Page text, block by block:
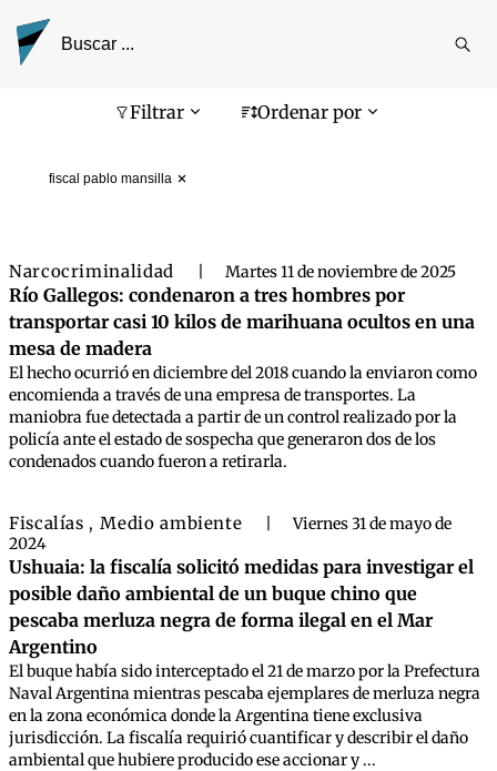
Filtrar Ordenar por
fiscal pablo mansilla
Pantalla de búsqueda
Narcocriminalidad Martes 11 de noviembre de 2025
Río Gallegos: condenaron a tres hombres por
transportar casi 10 kilos de marihuana ocultos en una
mesa de madera
El hecho ocurrió en diciembre del 2018 cuando la enviaron como
encomienda a través de una empresa de transportes. La
maniobra fue detectada a partir de un control realizado por la
policía ante el estado de sospecha que generaron dos de los
condenados cuando fueron a retirarla.
Fiscalías , Medio ambiente
Viernes 31 de mayo de
2024
Ushuaia: la fiscalía solicitó medidas para investigar el
posible daño ambiental de un buque chino que
pescaba merluza negra de forma ilegal en el Mar
Argentino
El buque había sido interceptado el 21 de marzo por la Prefectura
Naval Argentina mientras pescaba ejemplares de merluza negra
en la zona económica donde la Argentina tiene exclusiva
jurisdicción. La fiscalía requirió cuantificar y describir el daño
ambiental que hubiere producido ese accionar y ...